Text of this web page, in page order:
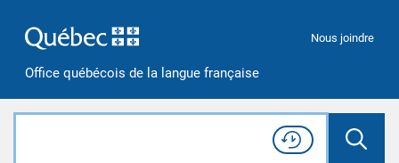
Office québécois de la langue française
Nous joindre
Rechercher dans tout le site
Lancer
Consulter l'
Historique
de recherche